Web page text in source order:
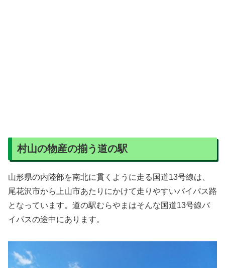
村山の物産の揃う道の駅
山形県の内陸部を南北に貫くように走る国道13号線は、
尾花沢市から上山市あたりにかけて走りやすいバイパス路
となっています。道の駅むらやまはそんな国道13号線バ
イパスの途中にあります。